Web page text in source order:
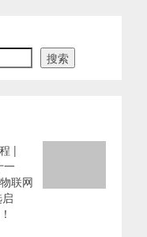
搜索
|
一
联网